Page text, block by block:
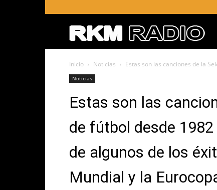
–
Inicio Noticias Estas son las canciones de la
Noticias
Estas son las
de fútbol desde
de algunos de los
Mundial y la